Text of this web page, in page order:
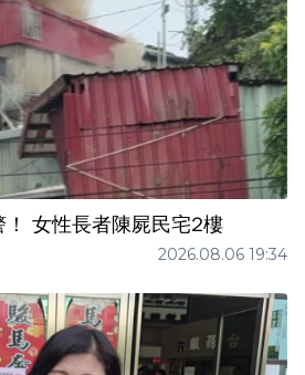
女性長者陳屍民宅2樓
2026.08.06 19:34